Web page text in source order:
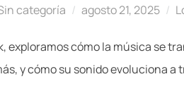
categoría
Publicado
agosto 21, 2025
exploramos cómo la música se
y cómo su sonido evoluciona